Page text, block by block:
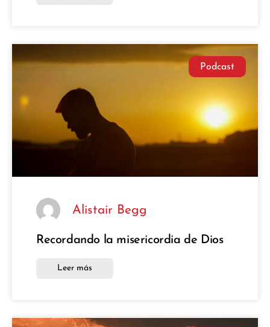
Podcast
Alistair Begg
Recordando la misericordia de Dios
Leer más